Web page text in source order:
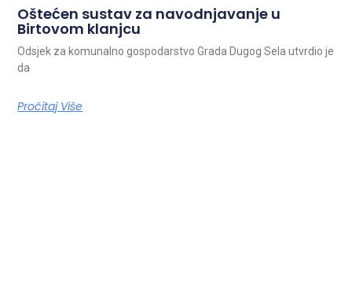
Oštećen sustav za navodnjavanje u
Birtovom klanjcu
Odsjek za komunalno gospodarstvo Grada Dugog Sela utvrdio je
da
Pročitaj Više